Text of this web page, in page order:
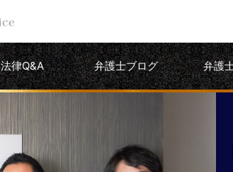
法律Q&A 弁護士ブログ 弁護